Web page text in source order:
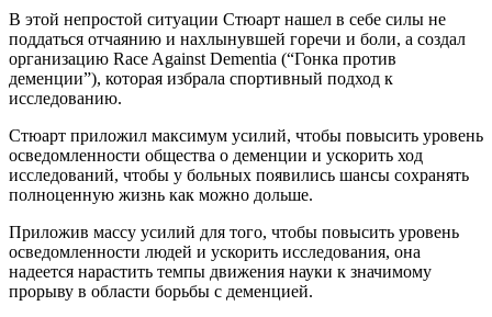
В этой непростой ситуации Стюарт нашел в себе силы не
поддаться отчаянию и нахлынувшей горечи и боли, а создал
организацию Race Against Dementia (“Гонка против
деменции”), которая избрала спортивный подход к
исследованию.
Стюарт приложил максимум усилий, чтобы повысить уровень
осведомленности общества о деменции и ускорить ход
исследований, чтобы у больных появились шансы сохранять
полноценную жизнь как можно дольше.
Приложив массу усилий для того, чтобы повысить уровень
осведомленности людей и ускорить исследования, она
надеется нарастить темпы движения науки к значимому
прорыву в области борьбы с деменцией.